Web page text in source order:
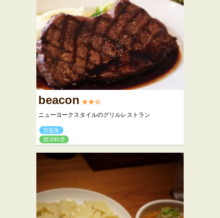
beacon ★★☆
ニューヨークスタイルのグリルレストラン
宮益坂
西洋料理